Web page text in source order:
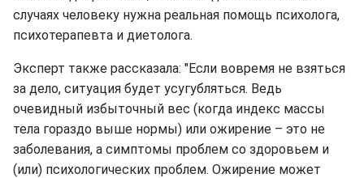
случаях человеку нужна реальная помощь психолога,
психотерапевта и диетолога.
Эксперт также рассказала: "Если вовремя не взяться
за дело, ситуация будет усугубляться. Ведь
очевидный избыточный вес (когда индекс массы
тела гораздо выше нормы) или ожирение – это не
заболевания, а симптомы проблем со здоровьем и
(или) психологических проблем. Ожирение может